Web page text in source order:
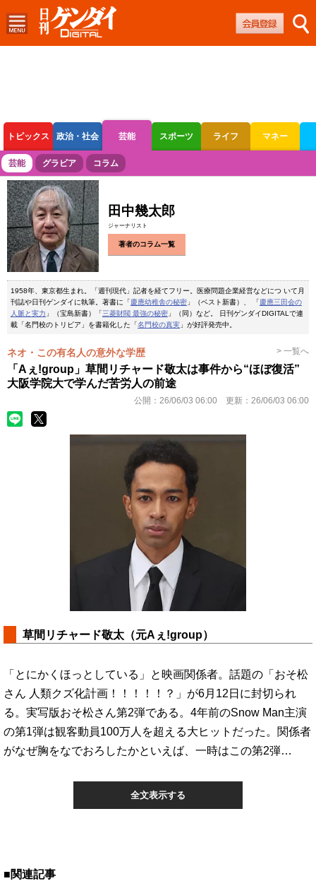
トピックス 政治・社会 芸能 スポーツ ライフ マネー
ボートレース 競輪 オートレース
芸能 グラビア コラム
田中幾太郎
ジャーナリスト
著者のコラム一覧
1958年、東京都生まれ。「週刊現代」記者を経てフリー。医療問題企業経営などにつ いて月
刊誌や日刊ゲンダイに執筆。著書に「慶應幼稚舎の秘密 」（ベスト新書）、 「慶應三田会の
人脈と実力 」（宝島新書）「三菱財閥 最強の秘密 」（同）など。 日刊ゲンダイDIGITALで連
載「名門校のトリビア」を書籍化した「名門校の真実 」が好評発売中。
ネオ・この有名人の意外な学歴 > 一覧へ
「Aぇ!group」草間リチャード敬太は事件から“ほぼ復活”
大阪学院大で学んだ苦労人の前途
公開： 26/06/03 06:00 更新： 26/06/03 06:00
草間リチャード敬太（元Aぇ!group）
「とにかくほっとしている」と映画関係者。話題の「おそ松
さん 人類クズ化計画！！！！！？」が6月12日に封切られ
る。実写版おそ松さん第2弾である。4年前のSnow Man主演
の第1弾は観客動員100万人を超える大ヒットだった。関係者
がなぜ胸をなでおろしたかといえば、一時はこの第2弾…
全文表示する
■関連記事